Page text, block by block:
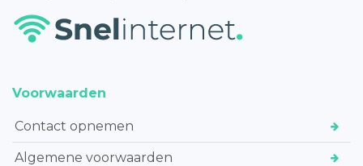
Voorwaarden
Contact opnemen
Algemene voorwaarden